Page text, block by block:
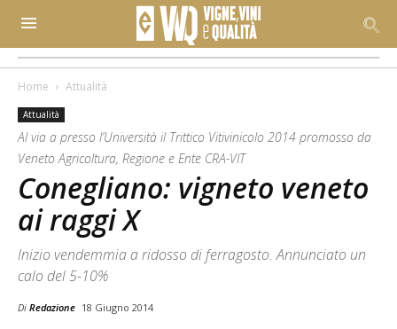
Home Attualità
Attualità
Al via a presso l’Università il Trittico Vitivinicolo 2014 promosso da
Veneto Agricoltura, Regione e Ente CRA-VIT
Conegliano: vigneto veneto
ai raggi X
Inizio vendemmia a ridosso di ferragosto. Annunciato un
calo del 5-10%
Di Redazione 18 Giugno 2014